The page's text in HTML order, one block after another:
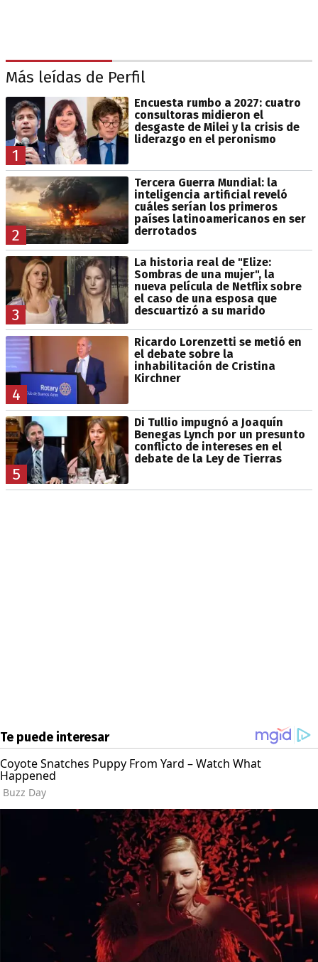
Más leídas de Perfil
1
Encuesta rumbo a 2027: cuatro
consultoras midieron el
desgaste de Milei y la crisis de
liderazgo en el peronismo
2
Tercera Guerra Mundial: la
inteligencia artificial reveló
cuáles serían los primeros
países latinoamericanos en ser
derrotados
3
La historia real de "Elize:
Sombras de una mujer", la
nueva película de Netflix sobre
el caso de una esposa que
descuartizó a su marido
4
Ricardo Lorenzetti se metió en
el debate sobre la
inhabilitación de Cristina
Kirchner
5
Di Tullio impugnó a Joaquín
Benegas Lynch por un presunto
conflicto de intereses en el
debate de la Ley de Tierras